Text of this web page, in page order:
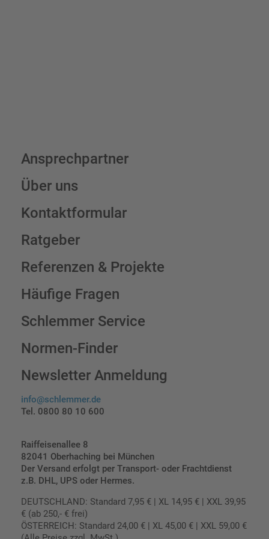
Ansprechpartner
Über uns
Kontaktformular
Ratgeber
Referenzen & Projekte
Häufige Fragen
Schlemmer Service
Normen-Finder
Newsletter Anmeldung
info@schlemmer.de
Tel. 0800 80 10 600
Raiffeisenallee 8
82041 Oberhaching bei München
Der Versand erfolgt per Transport- oder Frachtdienst
z.B. DHL, UPS oder Hermes.
DEUTSCHLAND: Standard 7,95 € | XL 14,95 € | XXL 39,95
€ (ab 250,- € frei)
ÖSTERREICH: Standard 24,00 € | XL 45,00 € | XXL 59,00 €